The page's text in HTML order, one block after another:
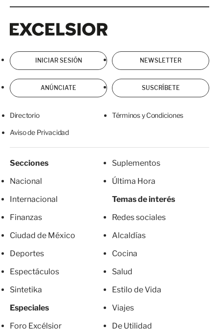
INICIAR SESIÓN NEWSLETTER
ANÚNCIATE SUSCRÍBETE
Directorio Términos y Condiciones
Aviso de Privacidad
Secciones
Nacional
Internacional
Finanzas
Ciudad de México
Deportes
Espectáculos
Sintetika
Especiales
Foro Excélsior
Suplementos
Última Hora
Temas de interés
Redes sociales
Alcaldías
Cocina
Salud
Estilo de Vida
Viajes
De Utilidad